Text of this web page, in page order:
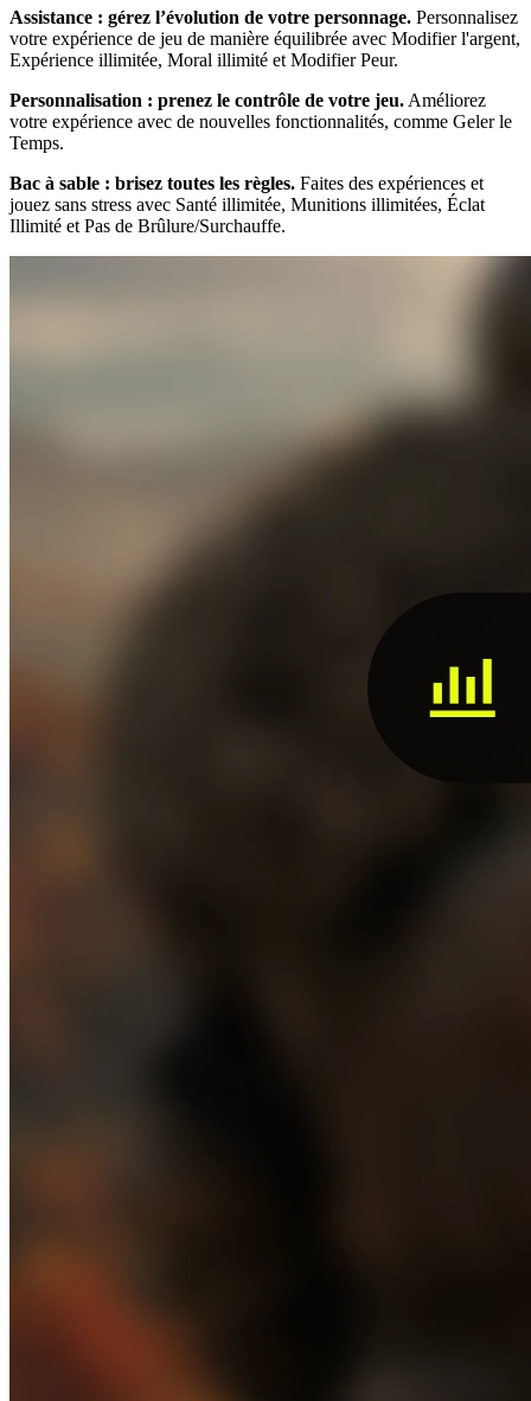
Assistance : gérez l’évolution de votre personnage. Personnalisez
votre expérience de jeu de manière équilibrée avec Modifier l'argent,
Expérience illimitée, Moral illimité et Modifier Peur.
Personnalisation : prenez le contrôle de votre jeu. Améliorez
votre expérience avec de nouvelles fonctionnalités, comme Geler le
Temps.
Bac à sable : brisez toutes les règles. Faites des expériences et
jouez sans stress avec Santé illimitée, Munitions illimitées, Éclat
Illimité et Pas de Brûlure/Surchauffe.